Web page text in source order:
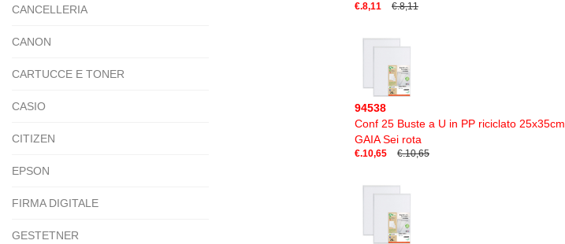
CANCELLERIA
CANON
CARTUCCE E TONER
CASIO
CITIZEN
EPSON
FIRMA DIGITALE
GESTETNER
€.8,11 €.8,11
94538
Conf 25 Buste a U in PP riciclato 25x35cm
GAIA Sei rota
€.10,65 €.10,65